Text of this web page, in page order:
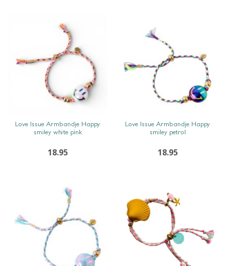
SNEL BEKIJKEN
Love Issue Armbandje Happy
smiley white pink
18.95
SNEL BEKIJKEN
Love Issue Armbandje Happy
smiley petrol
18.95